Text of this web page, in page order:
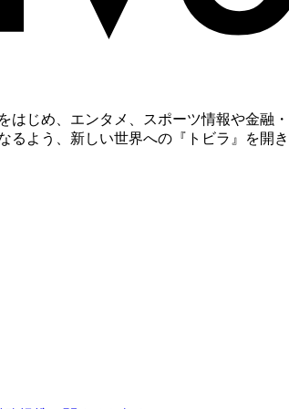
はじめ、エンタメ、スポーツ情報や金
るよう、新しい世界への『トビラ』を開